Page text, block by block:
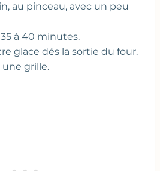
au pinceau, avec un peu
à 40 minutes.
glace dés la sortie du four.
une grille.